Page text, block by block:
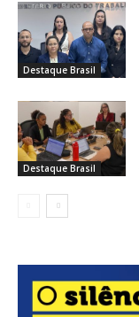
Destaque Brasil
Destaque Brasil